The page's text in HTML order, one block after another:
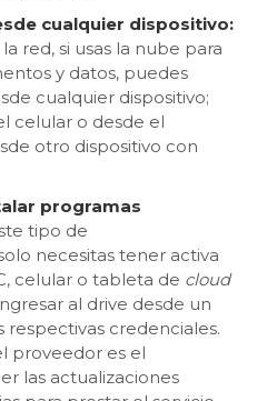
cualquier dispositivo:
red, si usas la nube para
y datos, puedes
cualquier dispositivo;
celular o desde el
otro dispositivo con
programas
tipo de
necesitas tener activa
celular o tableta de cloud
al drive desde un
respectivas credenciales.
proveedor es el
las actualizaciones